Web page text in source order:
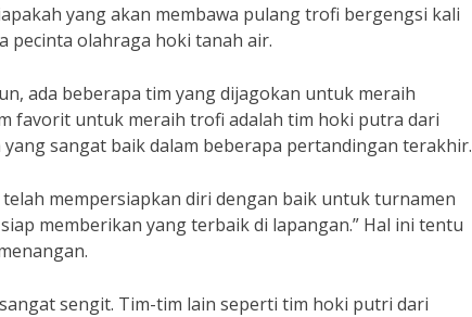
yang akan membawa pulang trofi bergengsi kali
pecinta olahraga hoki tanah air.
ada beberapa tim yang dijagokan untuk meraih
favorit untuk meraih trofi adalah tim hoki putra dari
sangat baik dalam beberapa pertandingan terakhir.
mempersiapkan diri dengan baik untuk turnamen
memberikan yang terbaik di lapangan.” Hal ini tentu
sengit. Tim-tim lain seperti tim hoki putri dari